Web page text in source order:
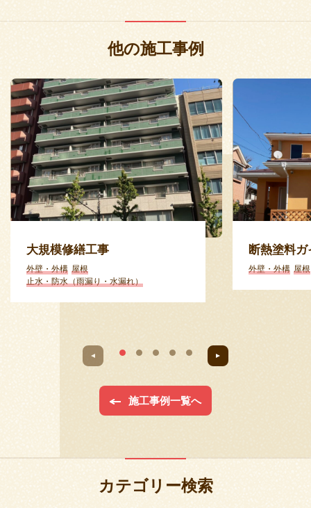
他の施工事例
大規模修繕工事
外壁・外構 屋根
止水・防水（雨漏り・水漏れ）
断熱塗料
外壁・外構 屋根
施工事例一覧へ
カテゴリー検索